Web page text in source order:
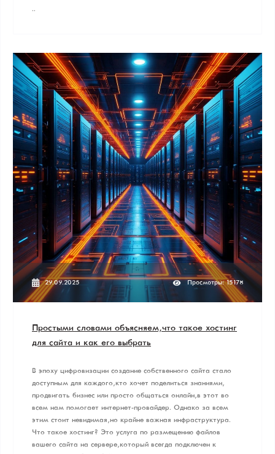
..
29.09.2025 Просмотры: 15178
Простыми словами объясняем, что такое хостинг
для сайта и как его выбрать
В эпоху цифровизации создание собственного сайта стало
доступным для каждого, кто хочет поделиться знаниями,
продвигать бизнес или просто общаться онлайн, в этот во
всем нам помогает интернет-провайдер. Однако за всем
этим стоит невидимая, но крайне важная инфраструктура.
Что такое хостинг? Это услуга по размещению файлов
вашего сайта на сервере, который всегда подключен к